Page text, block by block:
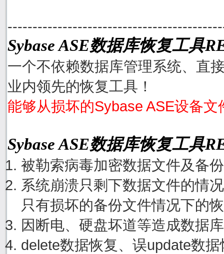
Sybase ASE数据库恢复工具
一个不依赖数据库管理系统、直
业内领先的恢复工具！
能够从损坏的Sybase ASE设备
Sybase ASE数据库恢复工具
被勒索病毒加密数据文件及备
系统崩溃只剩下数据文件的情
只有损坏的备份文件情况下的
因断电、硬盘坏道等造成数据
delete数据恢复、误update数